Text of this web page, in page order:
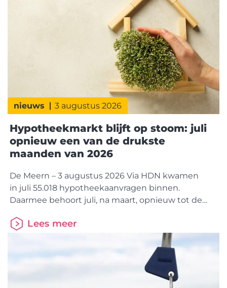
nieuws 3 augustus 2026
Hypotheekmarkt blijft op stoom: juli
opnieuw een van de drukste
maanden van 2026
De Meern – 3 augustus 2026 Via HDN kwamen
in juli 55.018 hypotheekaanvragen binnen.
Daarmee behoort juli, na maart, opnieuw tot de
meer dan juli vorig jaar. Binnen de markt is wel een
duidelijke verschuiving zichtbaar. Kopers nemen
een groter aandeel voor hun rekening.
Doorstromers winnen terrein, terwijl starters juist
marktaandeel verliezen. Dit blijkt uit cijfers van
Lees meer